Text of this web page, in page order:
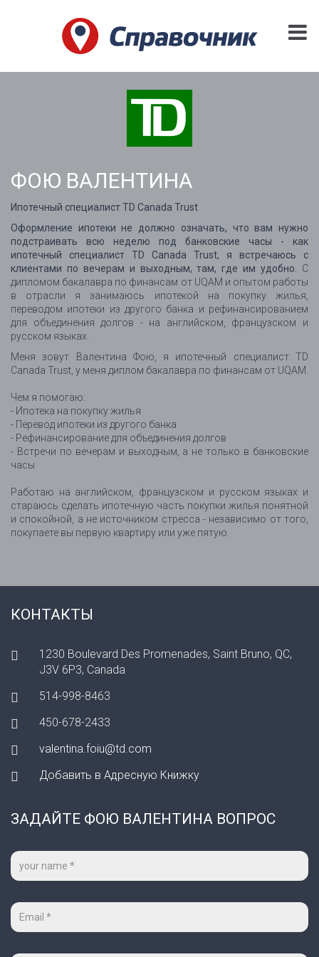
ФОЮ ВАЛЕНТИНА
Ипотечный специалист TD Canada Trust
Оформление ипотеки не должно означать, что вам нужно
подстраивать всю неделю под банковские часы - как
ипотечный специалист TD Canada Trust, я встречаюсь с
клиентами по вечерам и выходным, там, где им удобно.
С
дипломом бакалавра по финансам от UQAM и опытом работы
в отрасли я занимаюсь ипотекой на покупку жилья,
переводом ипотеки из другого банка и рефинансированием
для объединения долгов - на английском, французском и
русском языках.
Меня зовут Валентина Фою, я ипотечный специалист TD
Canada Trust, у меня диплом бакалавра по финансам от UQAM.
Чем я помогаю:
- Ипотека на покупку жилья
- Перевод ипотеки из другого банка
- Рефинансирование для объединения долгов
- Встречи по вечерам и выходным, а не только в банковские
часы
Работаю на английском, французском и русском языках и
стараюсь сделать ипотечную часть покупки жилья понятной
и спокойной, а не источником стресса - независимо от того,
покупаете вы первую квартиру или уже пятую.
КОНТАКТЫ
1230 Boulevard Des Promenades, Saint Bruno, QC,
J3V 6P3, Canada
514-998-8463
450-678-2433
valentina.foiu@td.com
Добавить в Адресную Книжку
ЗАДАЙТЕ ФОЮ ВАЛЕНТИНА ВОПРОС
Ваше
имя
Ваш
mail